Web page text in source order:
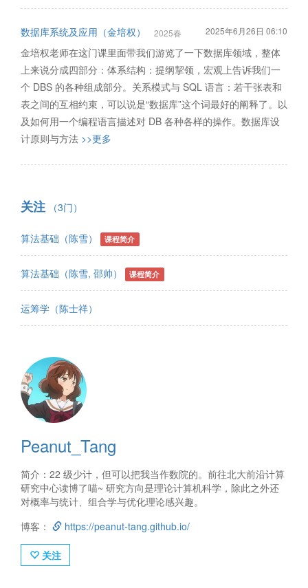
数据库系统及应用（金培权） 2025春 2025年6月26日 06:10
金培权老师在这门课里面带我们游览了一下数据库领域，整体
上来说分成四部分：体系结构：提纲挈领，宏观上告诉我们一
个 DBS 的各种组成部分。关系模式与 SQL 语言：若干张表和
表之间的互相约束，可以说是“数据库”这个词最好的阐释了。以
及如何用一个编程语言描述对 DB 各种各样的操作。数据库设
计原则与方法 >>更多
关注 （3门）
算法基础（陈雪） 课程简介
算法基础（陈雪, 邵帅） 课程简介
运筹学（陈士祥）
Peanut_Tang
简介：22 级少计，但可以把我当作数院的。前往北大前沿计算
研究中心读博了喵~ 研究方向是理论计算机科学，除此之外还
对概率与统计、组合学与优化理论感兴趣。
博客：
https://peanut-tang.github.io/
关注